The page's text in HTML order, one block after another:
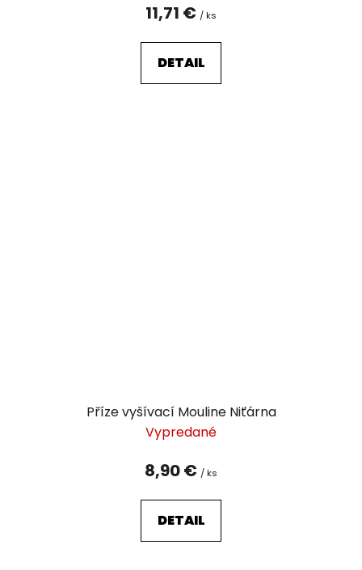
11,71 € / ks
DETAIL
Příze vyšívací Mouline Niťárna
Vypredané
8,90 € / ks
DETAIL